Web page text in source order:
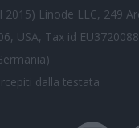
2015) Linode LLC, 249
USA, Tax id
dalla testata